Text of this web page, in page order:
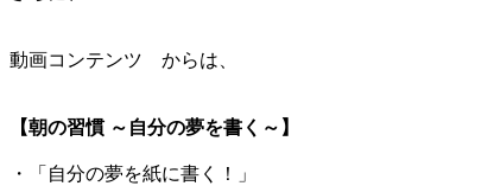
動画コンテンツ からは、
【朝の習慣 ～自分の夢を書く～】
・「自分の夢を紙に書く！」